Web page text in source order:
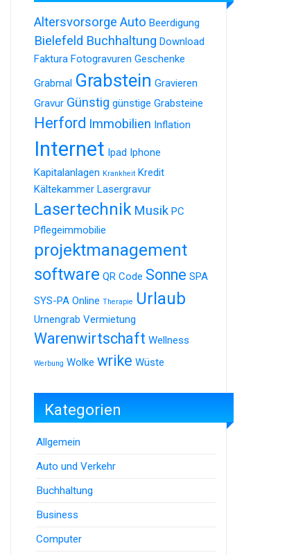
Altersvorsorge Auto Beerdigung
Bielefeld Buchhaltung Download
Faktura Fotogravuren Geschenke
Grabmal Grabstein Gravieren
Gravur Günstig günstige Grabsteine
Herford Immobilien Inflation
Internet Ipad Iphone
Kapitalanlagen Krankheit Kredit
Kältekammer Lasergravur
Lasertechnik Musik PC
Pflegeimmobilie
projektmanagement
software QR Code Sonne SPA
SYS-PA Online Therapie Urlaub
Urnengrab Vermietung
Warenwirtschaft Wellness
Werbung Wolke wrike Wüste
Kategorien
Allgemein
Auto und Verkehr
Buchhaltung
Business
Computer